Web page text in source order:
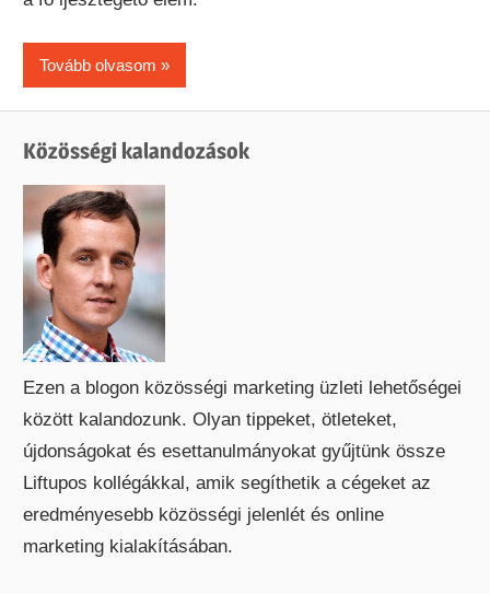
Tovább olvasom
Közösségi kalandozások
Ezen a blogon közösségi marketing üzleti lehetőségei
között kalandozunk. Olyan tippeket, ötleteket,
újdonságokat és esettanulmányokat gyűjtünk össze
Liftupos kollégákkal, amik segíthetik a cégeket az
eredményesebb közösségi jelenlét és online
marketing kialakításában.